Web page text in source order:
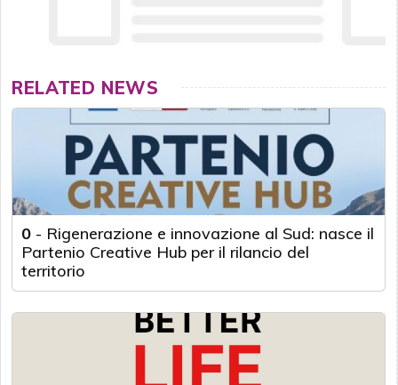
RELATED NEWS
0 - Rigenerazione e innovazione al Sud: nasce il
Partenio Creative Hub per il rilancio del
territorio